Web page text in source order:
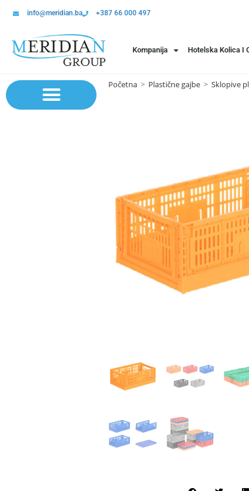
info@meridian.ba +387 66 000 497
Kompanija Hotelska Kolica I
Početna > Plastične gajbe > Sklopive